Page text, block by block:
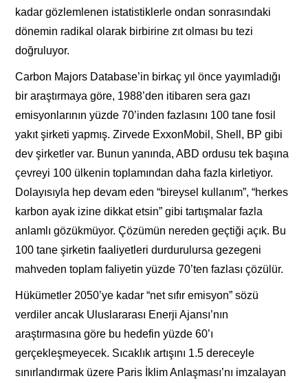
kadar gözlemlenen istatistiklerle ondan sonrasındaki
dönemin radikal olarak birbirine zıt olması bu tezi
doğruluyor.
Carbon Majors Database’in birkaç yıl önce yayımladığı
bir araştırmaya göre, 1988’den itibaren sera gazı
emisyonlarının yüzde 70’inden fazlasını 100 tane fosil
yakıt şirketi yapmış. Zirvede ExxonMobil, Shell, BP gibi
dev şirketler var. Bunun yanında, ABD ordusu tek başına
çevreyi 100 ülkenin toplamından daha fazla kirletiyor.
Dolayısıyla hep devam eden “bireysel kullanım”, “herkes
karbon ayak izine dikkat etsin” gibi tartışmalar fazla
anlamlı gözükmüyor. Çözümün nereden geçtiği açık. Bu
100 tane şirketin faaliyetleri durdurulursa gezegeni
mahveden toplam faliyetin yüzde 70’ten fazlası çözülür.
Hükümetler 2050’ye kadar “net sıfır emisyon” sözü
verdiler ancak Uluslararası Enerji Ajansı’nın
araştırmasına göre bu hedefin yüzde 60’ı
gerçekleşmeyecek. Sıcaklık artışını 1.5 dereceyle
sınırlandırmak üzere Paris İklim Anlaşması’nı imzalayan